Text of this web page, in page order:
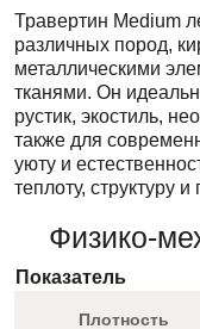
Травертин Medium
различных пород,
металлическими
тканями. Он
рустик, экостиль,
также для
уюту и
теплоту, структуру
Физико-
Показатель
Плотность